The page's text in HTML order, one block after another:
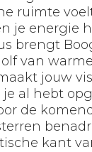
ruimte
je energie
brengt
van
jouw
je al hebt
de
kant